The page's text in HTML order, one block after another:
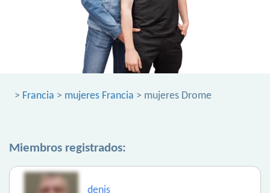
> Francia > mujeres Francia > mujeres Drome
Miembros registrados:
denis